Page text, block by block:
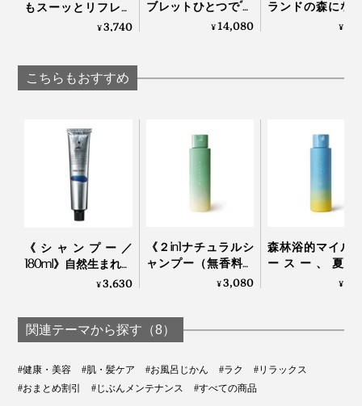
かで、ブラッシングをくり返すたびに、あぁ、気持ちい
毛穴に詰まった皮脂や、髪に絡んだホコリを、しっかり
かき出しながら、頭皮をマッサージしてくれます。
もスーッとリフレッ
シュする「バイタラ
¥3,740
ブレットひとつで“重
炭酸湯”が浴びれる｜
¥14,080
ランドの森にな
「白樺の若葉
¥
こちらもおすすめ
《シャンプー／
180ml》自然生まれの
フルボ酸と高山植物
るノンシリコンシャ
ンプー｜EVEREST
¥3,630
《２in1ナチュラルシ
ャンプー（無香料）
250ml 》「茶の実と
ノ酸系シャンプー｜
uruotte
¥3,080
森林浴的マイル
ースー、夏
「2in1ナチュラ
¥
関連テーマから探す（8）
#健康・美容 #肌・髪ケア #お風呂じかん #ラク
#リラックス
#おまとめ割引
#じぶんメンテナンス #すべての商品